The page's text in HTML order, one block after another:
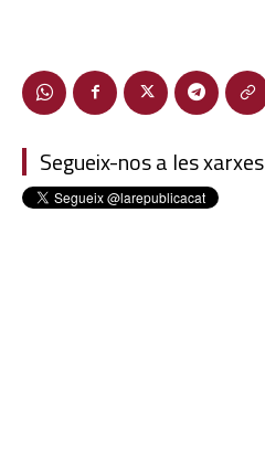
Segueix-nos a les xarxes